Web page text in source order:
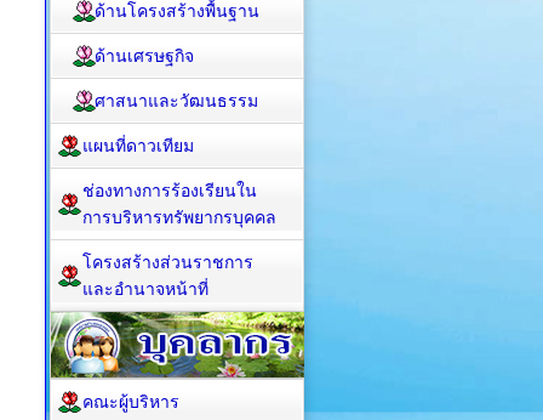
ด้านโครงสร้างพื้นฐาน
ด้านเศรษฐกิจ
ศาสนาและวัฒนธรรม
แผนที่ดาวเทียม
ช่องทางการร้องเรียนใน
การบริหารทรัพยากรบุคคล
โครงสร้างส่วนราชการ
และอำนาจหน้าที่
คณะผู้บริหาร